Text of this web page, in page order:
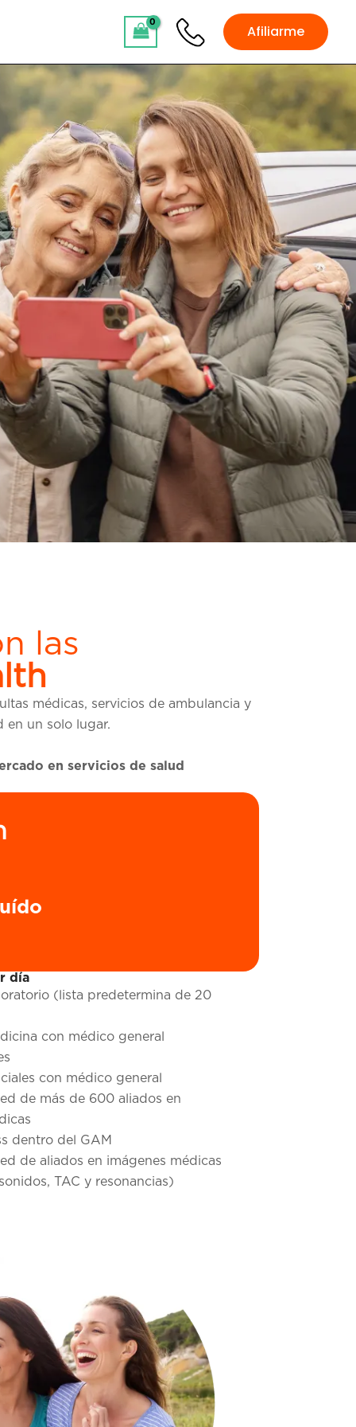
Afiliarme
las
médicas, servicios de ambulancia y
en un solo lugar.
en servicios de salud
día
(lista predetermina de 20
con médico general
con médico general
de más de 600 aliados en
dentro del GAM
de aliados en imágenes médicas
TAC y resonancias)